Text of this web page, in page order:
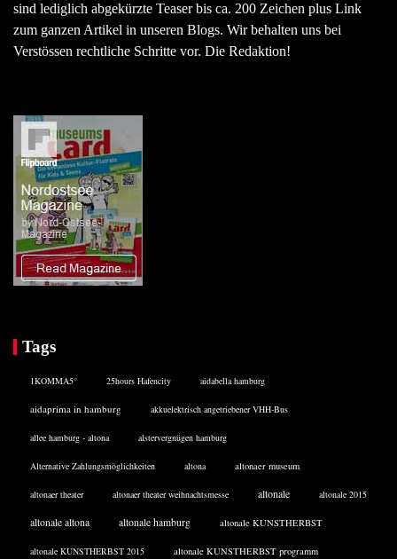
sind lediglich abgekürzte Teaser bis ca. 200 Zeichen plus Link
zum ganzen Artikel in unseren Blogs. Wir behalten uns bei
Verstössen rechtliche Schritte vor. Die Redaktion!
Tags
1KOMMA5° 25hours Hafencity aidabella hamburg
aidaprima in hamburg akkuelektrisch angetriebener VHH-Bus
allee hamburg - altona alstervergnügen hamburg
Alternative Zahlungsmöglichkeiten altona altonaer museum
altonaer theater altonaer theater weihnachtsmesse altonale altonale 2015
altonale altona altonale hamburg altonale KUNSTHERBST
altonale KUNSTHERBST 2015 altonale KUNSTHERBST programm